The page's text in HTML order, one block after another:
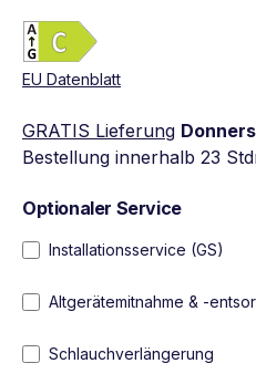
Vollständiges
Energieklasse C.
EU DatenblattÖffnet in neuem
GRATIS Lieferung
Bestellung innerhalb 23
Optionaler Service
Installationsservice (GS)
Altgerätemitnahme & -
Schlauchverlängerung